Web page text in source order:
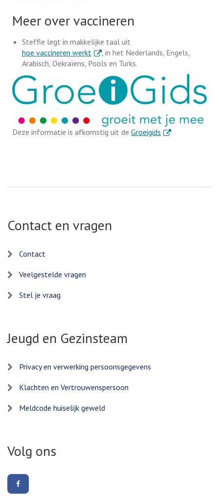
Meer over vaccineren
Steffie legt in makkelijke taal uit
hoe vaccineren werkt . Externe link
, in het Nederlands, Engels,
Arabisch, Oekraïens, Pools en Turks.
Deze informatie is afkomstig uit de Groeigids . Externe link
Contact en vragen
Contact
Veelgestelde vragen
Stel je vraag
Jeugd en Gezinsteam
Privacy en verwerking persoonsgegevens
Klachten en Vertrouwenspersoon
Meldcode huiselijk geweld
Volg ons
ons